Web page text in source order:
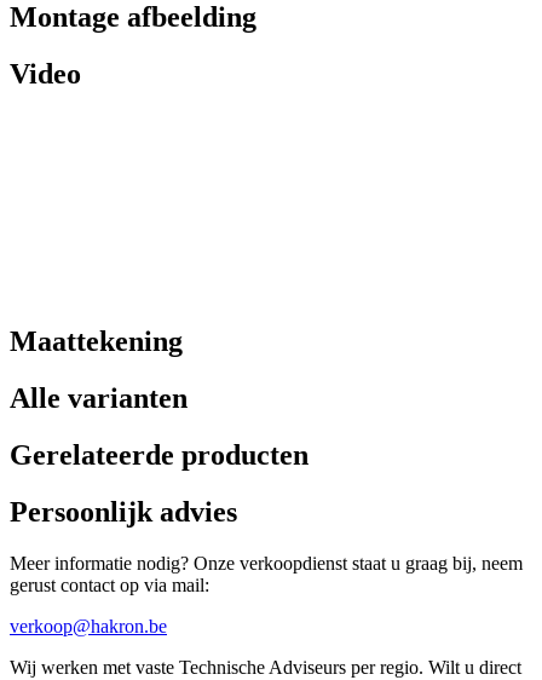
Montage afbeelding
Video
Maattekening
Alle varianten
Gerelateerde producten
Persoonlijk advies
Meer informatie nodig? Onze verkoopdienst staat u graag bij, neem
gerust contact op via mail:
verkoop@hakron.be
Wij werken met vaste Technische Adviseurs per regio. Wilt u direct